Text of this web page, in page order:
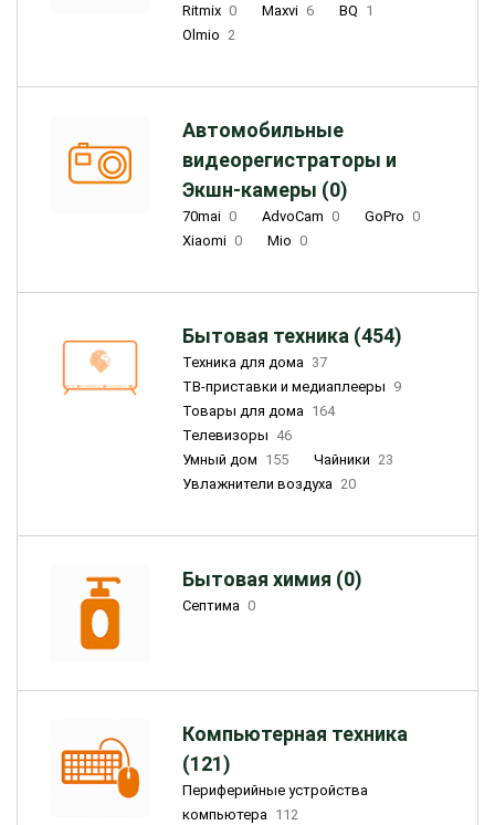
Ritmix 0 Maxvi 6 BQ 1
Olmio 2
Автомобильные
видеорегистраторы и
Экшн-камеры (0)
70mai 0 AdvoCam 0 GoPro 0
Xiaomi 0 Mio 0
Бытовая техника (454)
Техника для дома 37
ТВ-приставки и медиаплееры 9
Товары для дома 164
Телевизоры 46
Умный дом 155 Чайники 23
Увлажнители воздуха 20
Бытовая химия (0)
Септима 0
Компьютерная техника
(121)
Периферийные устройства
компьютера 112